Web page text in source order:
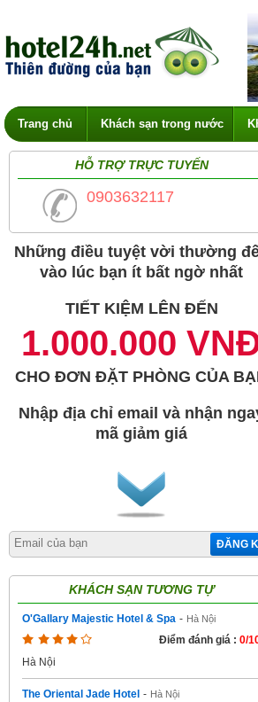
Trang chủ Khách sạn trong nước
HỖ TRỢ TRỰC TUYẾN
0903632117
Những điều tuyệt vời thường
vào lúc bạn ít bất ngờ nhất
TIẾT KIỆM LÊN ĐẾN
1.000.000
CHO ĐƠN ĐẶT PHÒNG CỦA
Nhập địa chỉ email và nhận
mã giảm giá
ĐĂNG
KHÁCH SẠN TƯƠNG TỰ
O'Gallary Majestic Hotel & Spa - Hà Nội
Điểm đánh giá : 0/
Hà Nội
The Oriental Jade Hotel - Hà Nội